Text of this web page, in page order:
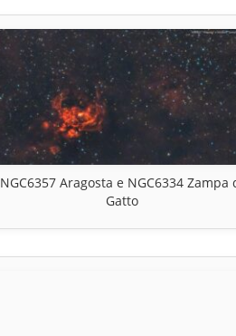
NGC6357 Aragosta e NGC6334 Zampa
Gatto